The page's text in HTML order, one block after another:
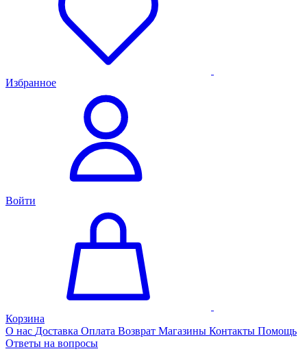
Избранное
Войти
Корзина
О нас Доставка Оплата Возврат Магазины Контакты Помощь
Ответы на вопросы